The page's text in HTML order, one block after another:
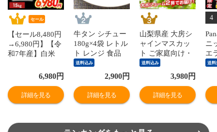
セール
【セール8,480円
→6,980円】【令
和7年産】白米
ド米 15kg 密封新
剤入り 米 お米
低温製法米 アイ
品]
6,980円
詳細を見る
牛タン シチュー
180g×4袋 レトル
ト レンジ 食品
全国送料無料 ネ
コポス カネタ●
牛たんシチュー
180g×4袋●k-03
送料込み
2,900円
詳細を見る
山梨県産 大房シ
ャインマスカッ
ト ご家庭向け・
赤秀品 1.1キロか
ら1.2キロ前後
（2房）送料無料
ぶどう ブドウ 種
なしぶどう 葡萄
送料込み
3,980円
詳細を見る
4
ニ
エ
レ
【
な
送料